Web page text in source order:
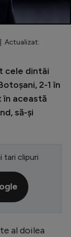
Actualizat:
cele dintâi
2-1 în
în această
să-și
tari clipuri
al doilea